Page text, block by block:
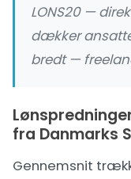
LONS20 —
dækker
bredt —
fra Danmarks
Gennemsnit